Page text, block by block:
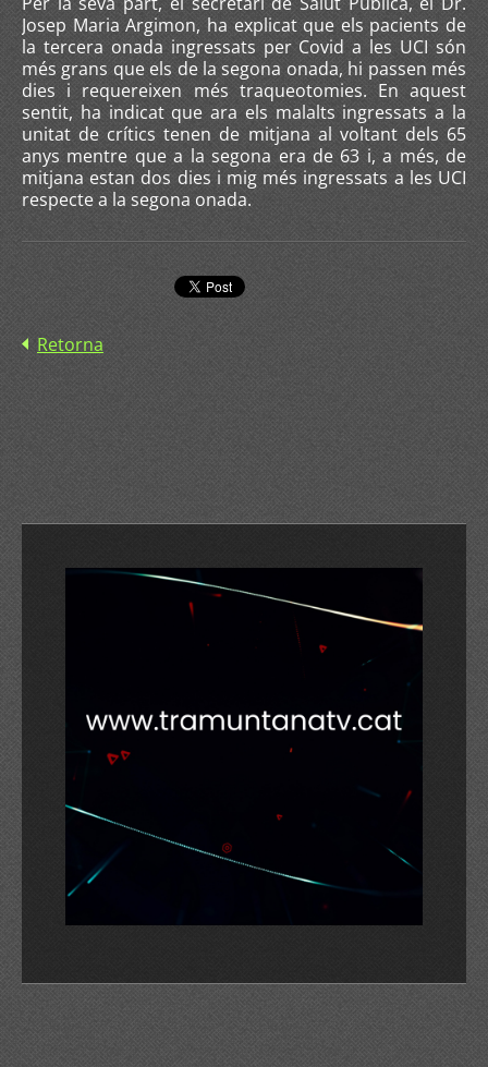
Josep Maria Argimon, ha explicat que els pacients de
la tercera onada ingressats per Covid a les UCI són
més grans que els de la segona onada, hi passen més
dies i requereixen més traqueotomies. En aquest
sentit, ha indicat que ara els malalts ingressats a la
unitat de crítics tenen de mitjana al voltant dels 65
anys mentre que a la segona era de 63 i, a més, de
mitjana estan dos dies i mig més ingressats a les UCI
respecte a la segona onada.
Retorna